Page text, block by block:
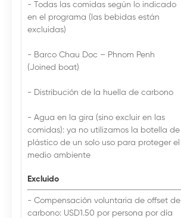
- Todas las comidas según lo indicado
en el programa (las bebidas están
excluidas)
- Barco Chau Doc – Phnom Penh
(Joined boat)
- Distribución de la huella de carbono
- Agua en la gira (sino excluir en las
comidas): ya no utilizamos la botella de
plástico de un solo uso para proteger el
medio ambiente
Excluido
- Compensación voluntaria de offset de
carbono: USD1.50 por persona por día